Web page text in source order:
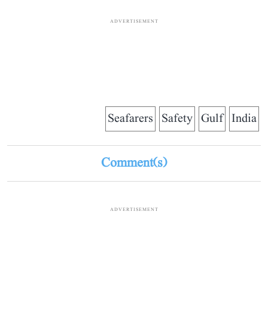
ADVERTISEMENT
India
Gulf
Safety
Seafarers
Comment(s)
ADVERTISEMENT